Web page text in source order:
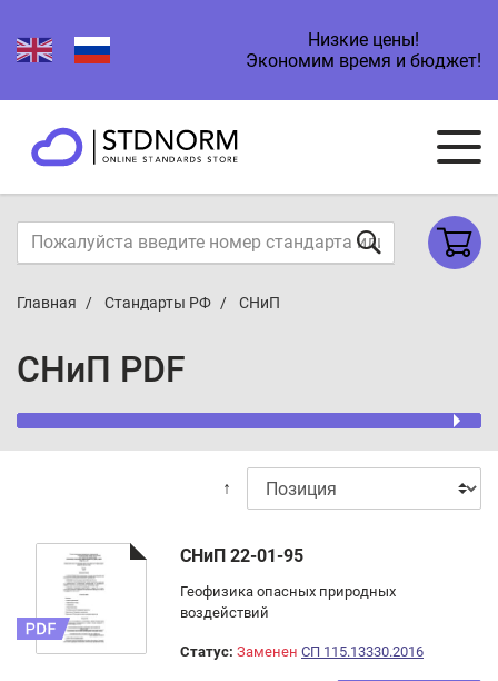
Низкие цены!
Экономим время и бюджет!
Главная Стандарты РФ СНиП
СНиП PDF
↑
СНиП 22-01-95
Геофизика опасных природных
воздействий
Статус: Заменен СП 115.13330.2016